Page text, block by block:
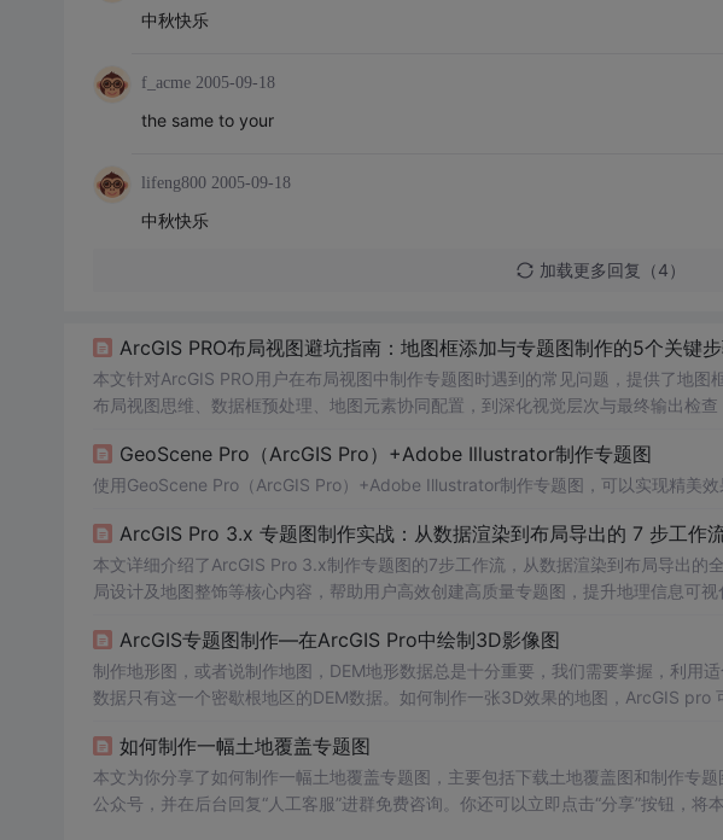
中秋快乐
f_acme 2005-09-18
the same to your
lifeng800 2005-09-18
中秋快乐
加载更多回复（4）
ArcGIS PRO布局视图避坑指南：地图框添加与专题图制作的5个关键
本文针对ArcGIS PRO用户在布局视图中制作专题图时遇到的常见问题，提供了地
布局视图思维、数据框预处理、地图元素协同配置，到深化视觉层次与最终输出检
GeoScene Pro（ArcGIS Pro）+Adobe Illustrator制作专题图
使用GeoScene Pro（ArcGIS Pro）+Adobe Illustrator制作专题图，可以实现精美效
ArcGIS Pro 3.x 专题图制作实战：从数据渲染到布局导出的 7 步工作
本文详细介绍了ArcGIS Pro 3.x制作专题图的7步工作流，从数据渲染到布局导出的
局设计及地图整饰等核心内容，帮助用户高效创建高质量专题图，提升地理信息可视
ArcGIS专题图制作—在ArcGIS Pro中绘制3D影像图
制作地形图，或者说制作地图，DEM地形数据总是十分重要，我们需要掌握，利用
数据只有这一个密歇根地区的DEM数据。如何制作一张3D效果的地图，ArcGIS pro
使用的工具“按掩膜提取”）影像底图说直白点就是一张从太空拍摄的照片，合理选择
如何制作一幅土地覆盖专题图
本文为你分享了如何制作一幅土地覆盖专题图，主要包括下载土地覆盖图和制作专
公众号，并在后台回复“人工客服”进群免费咨询。你还可以立即点击“分享”按钮，将